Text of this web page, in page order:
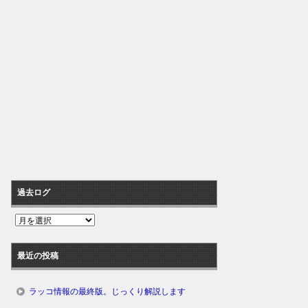
過去ログ
過
ロ
グ
最近の投稿
ラッコ情報の最終版。じっくり解説します